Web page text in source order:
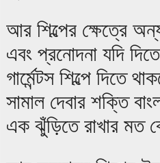
আর শিল্পের ক্ষেত্রে
এবং প্রনোদনা যদি
গার্মেন্টস শিল্পে দিতে
সামাল দেবার শক্তি
এক ঝুঁড়িতে রাখার মত